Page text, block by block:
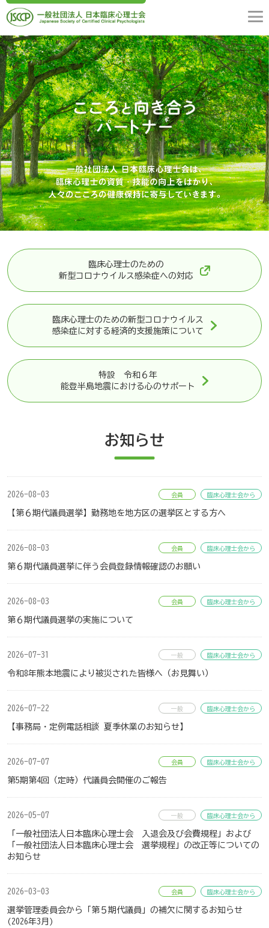
臨床心理士のための
新型コロナウイルス感染症への対応
臨床心理士のための新型コロナウイルス
感染症に対する経済的支援施策について
特設 令和６年
能登半島地震における心のサポート
お知らせ
2026-08-03
【第６期代議員選挙】勤務地を地方区の選挙区とする方へ
会員 臨床心理士会から
2026-08-03
第６期代議員選挙に伴う会員登録情報確認のお願い
会員 臨床心理士会から
2026-08-03
第６期代議員選挙の実施について
会員 臨床心理士会から
2026-07-31
令和8年熊本地震により被災された皆様へ（お見舞い）
一般 臨床心理士会から
2026-07-22
【事務局・定例電話相談 夏季休業のお知らせ】
一般 臨床心理士会から
2026-07-07
第5期第4回（定時）代議員会開催のご報告
会員 臨床心理士会から
2026-05-07
「一般社団法人日本臨床心理士会 入退会及び会費規程」および
「一般社団法人日本臨床心理士会 選挙規程」の改正等についての
お知らせ
一般 臨床心理士会から
2026-03-03
選挙管理委員会から「第５期代議員」の補欠に関するお知らせ
(2026年3月)
会員 臨床心理士会から